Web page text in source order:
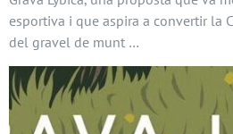
esportiva i que aspira a convertir la
del gravel de munt …